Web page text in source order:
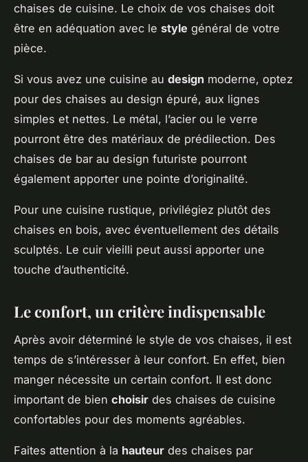
chaises de cuisine. Le choix de vos chaises doit
être en adéquation avec le style général de votre
pièce.
Si vous avez une cuisine au design moderne, optez
pour des chaises au design épuré, aux lignes
simples et nettes. Le métal, l’acier ou le verre
pourront être des matériaux de prédilection. Des
chaises de bar au design futuriste pourront
également apporter une pointe d’originalité.
Pour une cuisine rustique, privilégiez plutôt des
chaises en bois, avec éventuellement des détails
sculptés. Le cuir vieilli peut aussi apporter une
touche d’authenticité.
Le confort, un critère indispensable
Après avoir déterminé le style de vos chaises, il est
temps de s’intéresser à leur confort. En effet, bien
manger nécessite un certain confort. Il est donc
important de bien choisir des chaises de cuisine
confortables pour des moments agréables.
Faites attention à la hauteur des chaises par